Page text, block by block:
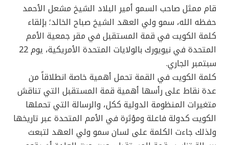
قام ممثل صاحب السمو أمير البلاد الشيخ مشعل الأحمد
حفظه الله، سمو ولي العهد الشيخ صباح الخالد؛ بإلقاء
كلمة الكويت في قمة المستقبل في مقر جمعية الأمم
المتحدة في نيويورك بالولايات المتحدة الأمريكية، يوم 22
سبتمبر الجاري.
كلمة الكويت في القمة تحمل أهمية خاصة انطلاقاً من
عدة نقاط على رأسها أهمية قمة المستقبل التي تناقش
متغيرات المنظومة الدولية ككل، والرسالة التي تحملها
الكويت كدولة فاعلة ومؤثرة في الأمم المتحدة عبر تاريخها
ولذلك جاءت الكلمة على لسان سمو ولي العهد لتبعث